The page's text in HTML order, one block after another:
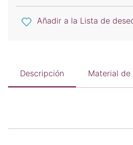
Añadir a la Lista de
Descripción Material de